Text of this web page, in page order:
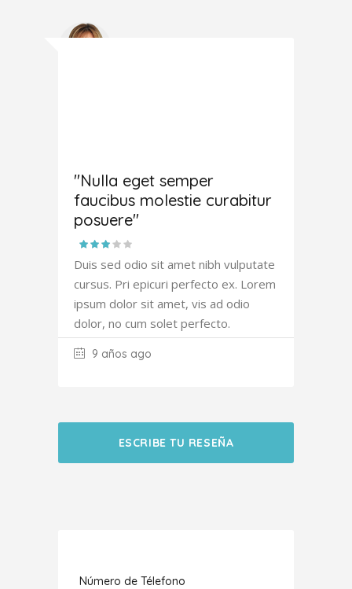
"Nulla eget semper
faucibus molestie curabitur
posuere"
Duis sed odio sit amet nibh vulputate
cursus. Pri epicuri perfecto ex. Lorem
ipsum dolor sit amet, vis ad odio
dolor, no cum solet perfecto.
9 años ago
ESCRIBE TU RESEÑA
Número de Télefono